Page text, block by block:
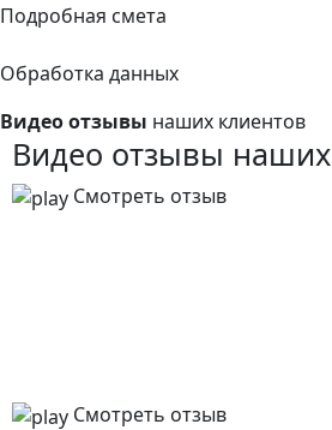
Подробная смета
Обработка данных
Видео отзывы наших клиентов
Видео отзывы наших
Смотреть отзыв
Смотреть отзыв